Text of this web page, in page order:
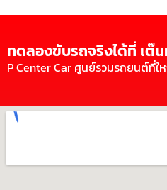
ทดลองขับรถจริงได้ที่ เ
P Center Car ศูนย์รวมรถยนต์